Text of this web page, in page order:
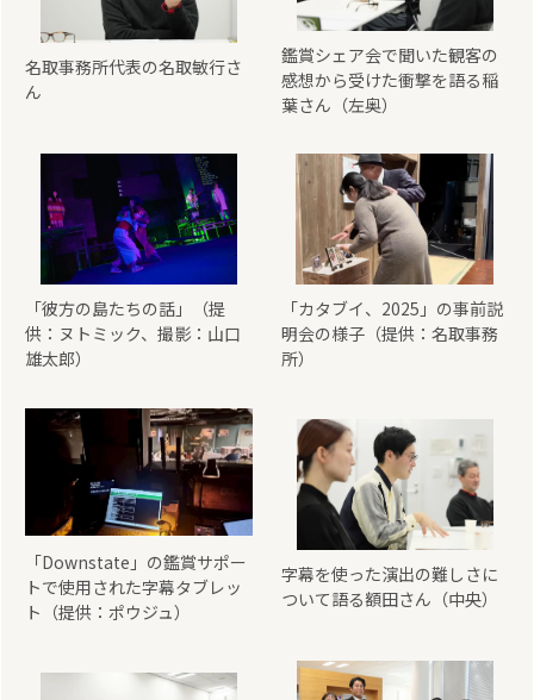
名取事務所代表の名取敏行さ
ん
鑑賞シェア会で聞いた観客の
感想から受けた衝撃を語る稲
葉さん（左奥）
「彼方の島たちの話」（提
供：ヌトミック、撮影：山口
雄太郎）
「カタブイ、2025」の事前説
明会の様子（提供：名取事務
所）
「Downstate」の鑑賞サポー
トで使用された字幕タブレッ
ト（提供：ポウジュ）
字幕を使った演出の難しさに
ついて語る額田さん（中央）